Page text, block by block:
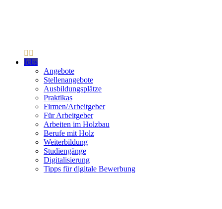
Jobs
Angebote
Stellenangebote
Ausbildungsplätze
Praktikas
Firmen/Arbeitgeber
Für Arbeitgeber
Arbeiten im Holzbau
Berufe mit Holz
Weiterbildung
Studiengänge
Digitalisierung
Tipps für digitale Bewerbung